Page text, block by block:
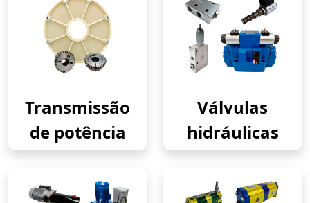
Transmissão
de potência
Válvulas
hidráulicas